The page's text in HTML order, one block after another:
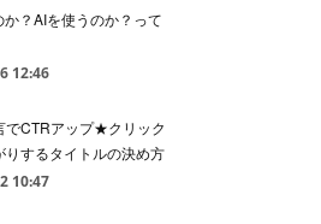
？AIを使うのか？って
12:46
でCTRアップ★クリック
りするタイトルの決め方
10:47